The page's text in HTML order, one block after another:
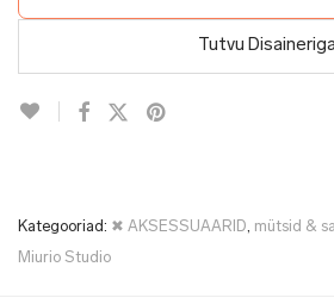
Tutvu Disaineriga
Kategooriad: ✖ AKSESSUAARID, mütsid &
Miurio Studio